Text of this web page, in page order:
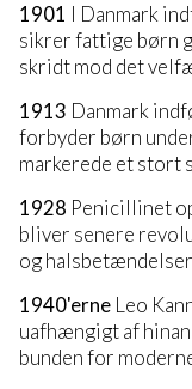
1901 I Danmark
sikrer fattige børn
skridt mod det
1913 Danmark
forbyder børn
markerede et stort
1928 Penicillinet
bliver senere
og
1940'erne Leo
uafhængigt af
bunden for